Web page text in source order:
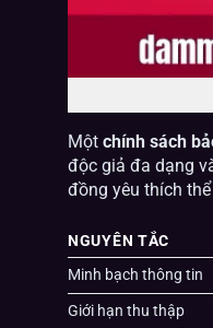
Một chính sách
độc giả đa dạng
đồng yêu thích
NGUYÊN TẮC
Minh bạch thông tin
Giới hạn thu thập